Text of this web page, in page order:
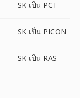
SK เป็น PCT
SK เป็น PICON
SK เป็น RAS